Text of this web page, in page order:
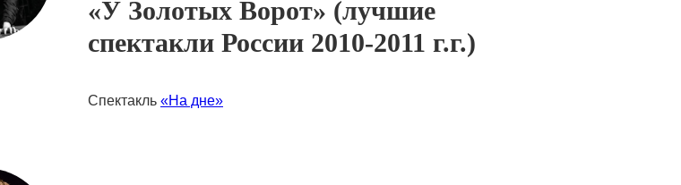
«У Золотых Ворот» (лучшие
спектакли России 2010-2011 г.г.)
Спектакль «На дне»